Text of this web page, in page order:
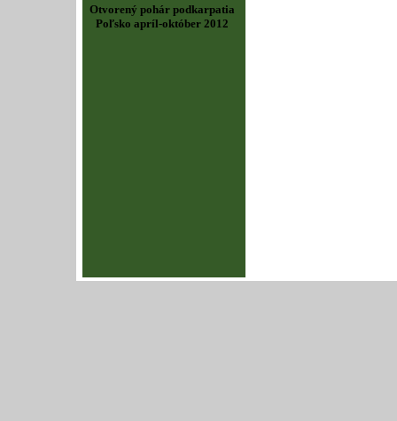
Otvorený pohár podkarpatia
Poľsko apríl-október 2012